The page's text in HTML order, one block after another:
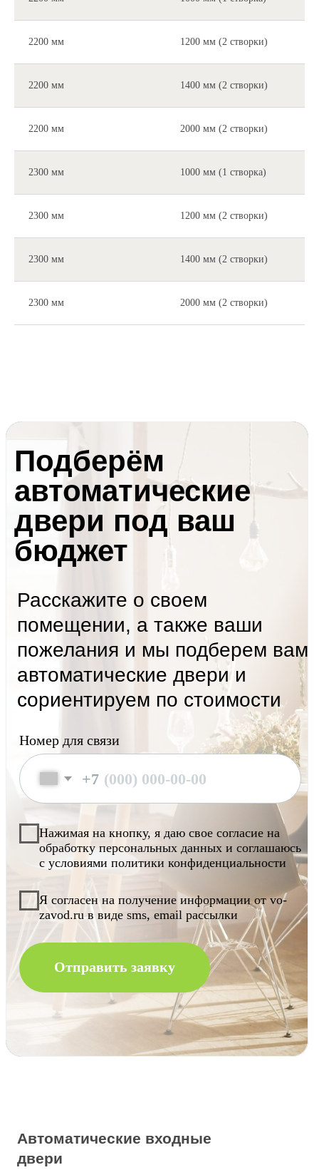
2200 мм 1200 мм (2 створки)
2200 мм 1400 мм (2 створки)
2200 мм 2000 мм (2 створки)
2300 мм 1000 мм (1 створка)
2300 мм 1200 мм (2 створки)
2300 мм 1400 мм (2 створки)
2300 мм 2000 мм (2 створки)
Автоматические входные
двери